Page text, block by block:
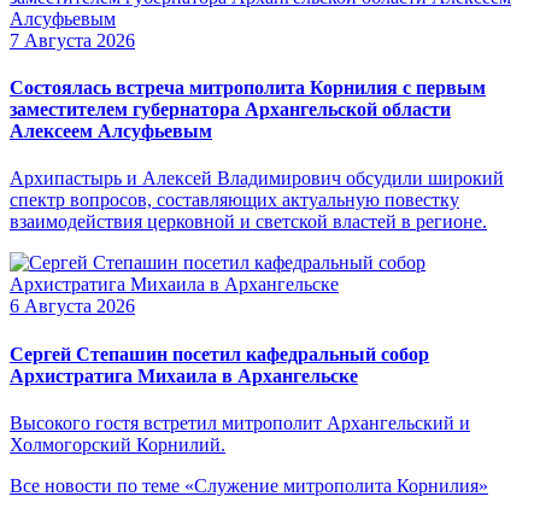
7 Августа 2026
Состоялась встреча митрополита Корнилия с первым
заместителем губернатора Архангельской области
Алексеем Алсуфьевым
Архипастырь и Алексей Владимирович обсудили широкий
спектр вопросов, составляющих актуальную повестку
взаимодействия церковной и светской властей в регионе.
6 Августа 2026
Сергей Степашин посетил кафедральный собор
Архистратига Михаила в Архангельске
Высокого гостя встретил митрополит Архангельский и
Холмогорский Корнилий.
Все новости по теме «Служение митрополита Корнилия»